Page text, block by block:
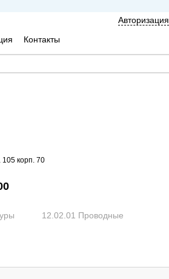
Контакты
Авторизация
105 корп. 70
12.02.01 Проводные